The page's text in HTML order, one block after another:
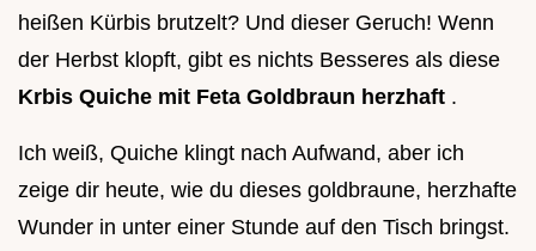
heißen Kürbis brutzelt? Und dieser Geruch! Wenn
der Herbst klopft, gibt es nichts Besseres als diese
Krbis Quiche mit Feta Goldbraun herzhaft .
Ich weiß, Quiche klingt nach Aufwand, aber ich
zeige dir heute, wie du dieses goldbraune, herzhafte
Wunder in unter einer Stunde auf den Tisch bringst.